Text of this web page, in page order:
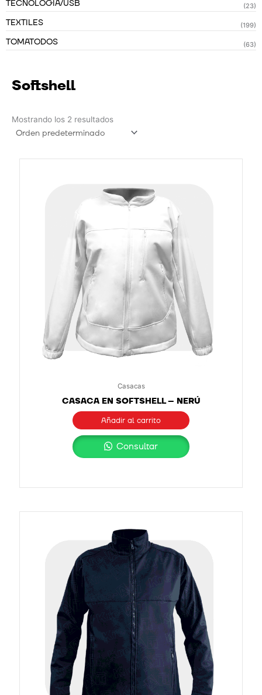
TECNOLOGÍA/USB (23)
TEXTILES (199)
TOMATODOS (63)
Softshell
Mostrando los 2 resultados
Casacas
CASACA EN SOFTSHELL – NERÚ
Añadir al carrito
Consultar